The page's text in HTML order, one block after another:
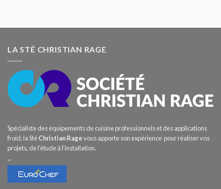
LA STÉ CHRISTIAN RAGE
Spécialiste des équipements de cuisine professionnels et des applications
froid, la StéChristian Ragevous apporte son expérience pour réaliser vos
projets, de l’étude à l’installation.
–